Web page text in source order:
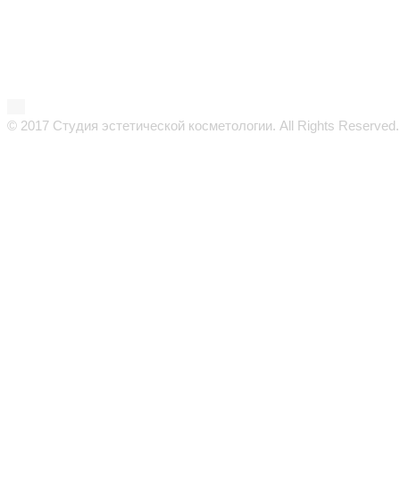
© 2017 Студия эстетической косметологии. All Rights Reserved.